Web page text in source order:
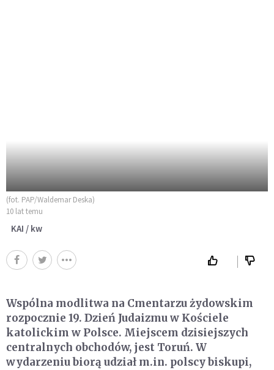
(fot. PAP/Waldemar Deska)
10 lat temu
KAI / kw
Wspólna modlitwa na Cmentarzu żydowskim
rozpocznie 19. Dzień Judaizmu w Kościele
katolickim w Polsce. Miejscem dzisiejszych
centralnych obchodów, jest Toruń. W
wydarzeniu biorą udział m.in. polscy biskupi,